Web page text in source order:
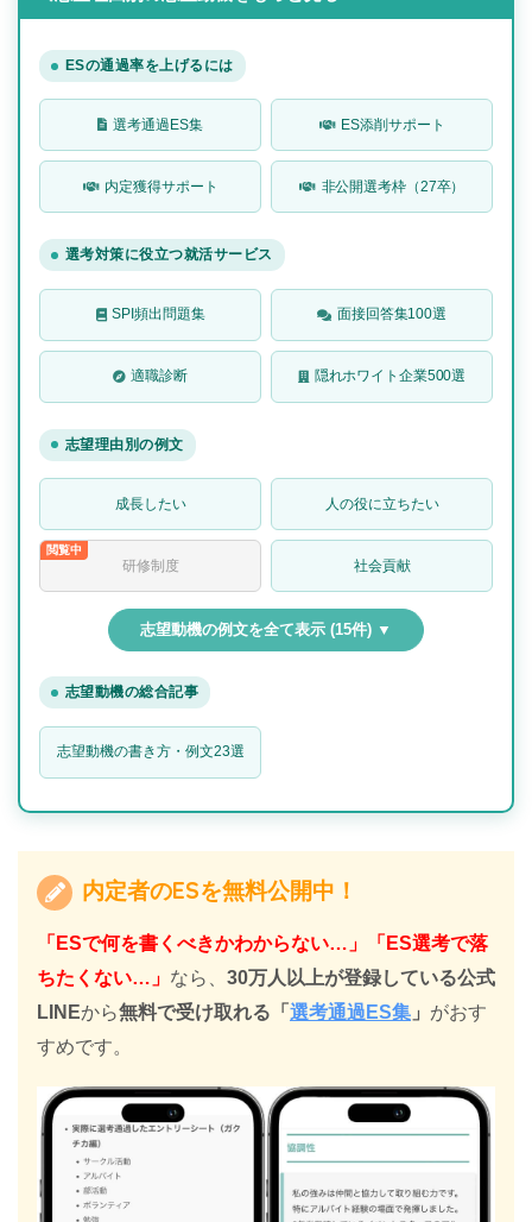
ESの通過率を上げるには
選考通過ES集 ES添削サポート
内定獲得サポート 非公開選考枠（27卒）
選考対策に役立つ就活サービス
SPI頻出問題集 面接回答集100選
適職診断 隠れホワイト企業500選
志望理由別の例文
成長したい 人の役に立ちたい
研修制度 社会貢献
志望動機の例文を全て表示 (15件) ▼
志望動機の総合記事
志望動機の書き方・例文23選
内定者のESを無料公開中！
「ESで何を書くべきかわからない…」「ES選考で落
ちたくない…」 なら、 30万人以上が登録している公式
LINEから無料で受け取れる 「 選考通過ES集 」 がおす
すめです。